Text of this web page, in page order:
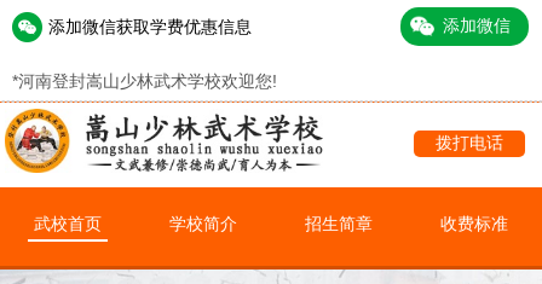
添加微信获取学费优惠信息
*河南登封嵩山少林武术学校欢迎您!
拨打电话
武校首页 学校简介 招生简章 收费标准